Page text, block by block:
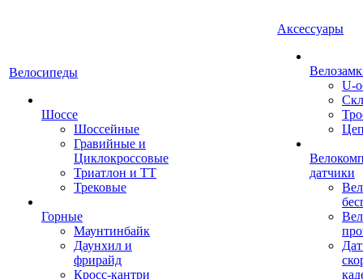
Велосипеды
Шоссе
Шоссейные
Гравийные и
Циклокроссовые
Триатлон и ТТ
Трековые
Горные
Маунтинбайк
Даунхил и
фрирайд
Кросс-кантри
Аксессуары
U-
датчики